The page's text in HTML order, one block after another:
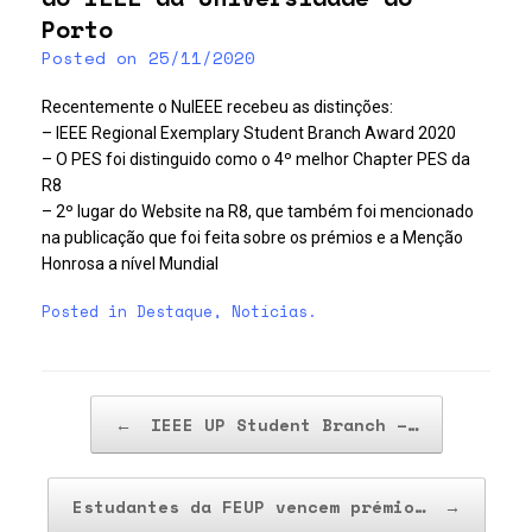
Porto
Posted on 25/11/2020
Recentemente o NuIEEE recebeu as distinções:
– IEEE Regional Exemplary Student Branch Award 2020
– O PES foi distinguido como o 4º melhor Chapter PES da
R8
– 2º lugar do Website na R8, que também foi mencionado
na publicação que foi feita sobre os prémios e a Menção
Honrosa a nível Mundial
Posted in Destaque , Notícias .
Post navigation
← IEEE UP Student Branch –…
Estudantes da FEUP vencem prémio… →